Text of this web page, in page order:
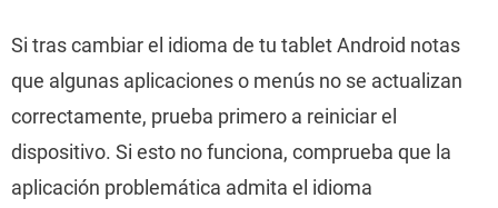
Si tras cambiar el idioma de tu tablet Android notas
que algunas aplicaciones o menús no se actualizan
correctamente, prueba primero a reiniciar el
dispositivo. Si esto no funciona, comprueba que la
aplicación problemática admita el idioma